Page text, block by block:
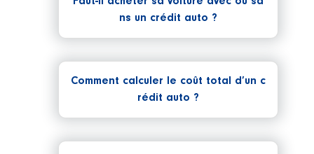
ns un crédit auto ?
Comment calculer le coût total d’un c
rédit auto ?